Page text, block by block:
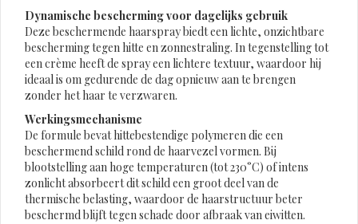
Dynamische bescherming voor dagelijks gebruik
Deze beschermende haarspray biedt een lichte, onzichtbare
bescherming tegen hitte en zonnestraling. In tegenstelling tot
een crème heeft de spray een lichtere textuur, waardoor hij
ideaal is om gedurende de dag opnieuw aan te brengen
zonder het haar te verzwaren.
Werkingsmechanisme
De formule bevat hittebestendige polymeren die een
beschermend schild rond de haarvezel vormen. Bij
blootstelling aan hoge temperaturen (tot 230°C) of intens
zonlicht absorbeert dit schild een groot deel van de
thermische belasting, waardoor de haarstructuur beter
beschermd blijft tegen schade door afbraak van eiwitten.